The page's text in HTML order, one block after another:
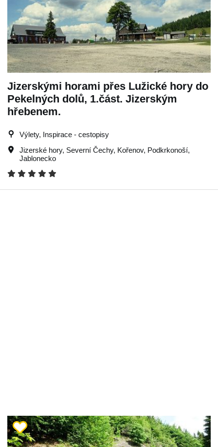
Jizerskými horami přes Lužické hory do
Pekelných dolů, 1.část. Jizerským
hřebenem.
Výlety, Inspirace - cestopisy
Jizerské hory, Severní Čechy, Kořenov, Podkrkonoší,
Jablonecko